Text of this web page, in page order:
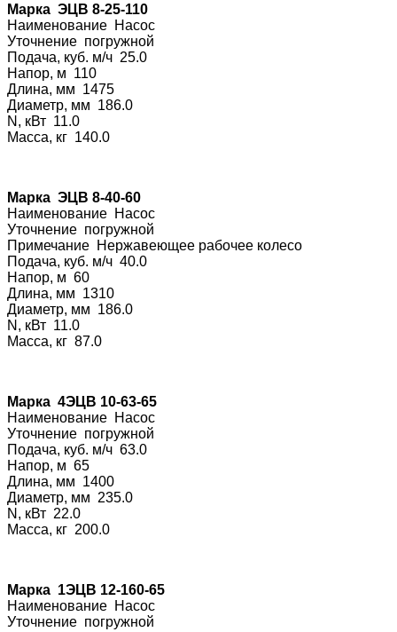
Марка ЭЦВ 8-25-110
Наименование Насос
Уточнение погружной
Подача, куб. м/ч 25.0
Напор, м 110
Длина, мм 1475
Диаметр, мм 186.0
N, кВт 11.0
Масса, кг 140.0
Марка ЭЦВ 8-40-60
Наименование Насос
Уточнение погружной
Примечание Нержавеющее рабочее колесо
Подача, куб. м/ч 40.0
Напор, м 60
Длина, мм 1310
Диаметр, мм 186.0
N, кВт 11.0
Масса, кг 87.0
Марка 4ЭЦВ 10-63-65
Наименование Насос
Уточнение погружной
Подача, куб. м/ч 63.0
Напор, м 65
Длина, мм 1400
Диаметр, мм 235.0
N, кВт 22.0
Масса, кг 200.0
Марка 1ЭЦВ 12-160-65
Наименование Насос
Уточнение погружной